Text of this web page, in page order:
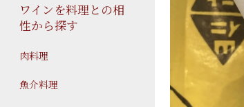
ワインを料理との相
性から探す
肉料理
魚介料理